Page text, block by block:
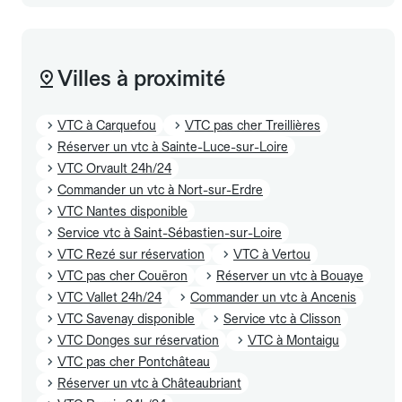
Villes à proximité
VTC à Carquefou
VTC pas cher Treillières
Réserver un vtc à Sainte-Luce-sur-Loire
VTC Orvault 24h/24
Commander un vtc à Nort-sur-Erdre
VTC Nantes disponible
Service vtc à Saint-Sébastien-sur-Loire
VTC Rezé sur réservation
VTC à Vertou
VTC pas cher Couëron
Réserver un vtc à Bouaye
VTC Vallet 24h/24
Commander un vtc à Ancenis
VTC Savenay disponible
Service vtc à Clisson
VTC Donges sur réservation
VTC à Montaigu
VTC pas cher Pontchâteau
Réserver un vtc à Châteaubriant